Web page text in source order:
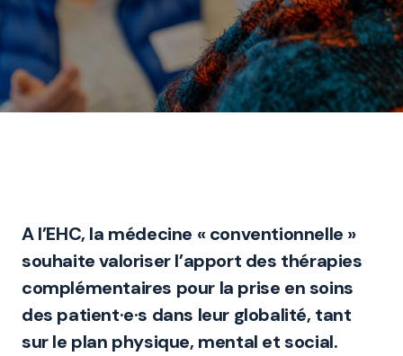
A l’EHC, la médecine « conventionnelle »
souhaite valoriser l’apport des thérapies
complémentaires pour la prise en soins
des patient·e·s dans leur globalité, tant
sur le plan physique, mental et social.